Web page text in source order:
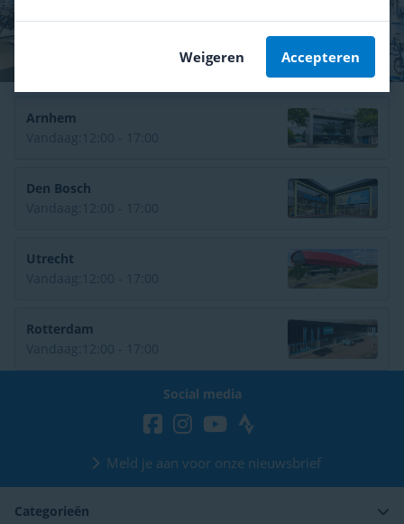
Arnhem
Den Bosch
Utrecht
Rotterdam
Social media
Meld je aan voor onze nieuwsbrief
Categorieën
Weigeren Accepteren